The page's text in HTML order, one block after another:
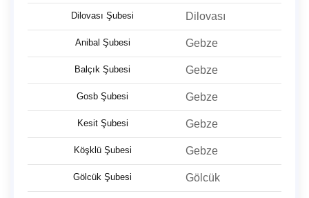
Dilovası Şubesi Dilovası
Anibal Şubesi Gebze
Balçık Şubesi Gebze
Gosb Şubesi Gebze
Kesit Şubesi Gebze
Köşklü Şubesi Gebze
Gölcük Şubesi Gölcük